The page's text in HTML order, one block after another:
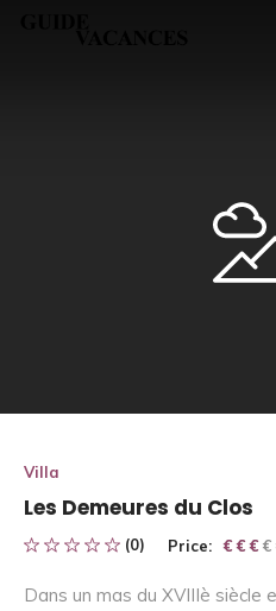
Villa
Les Demeures du Clos
(0) Price: € € € €
€ € €
Dans un mas du XVIIIè siècle